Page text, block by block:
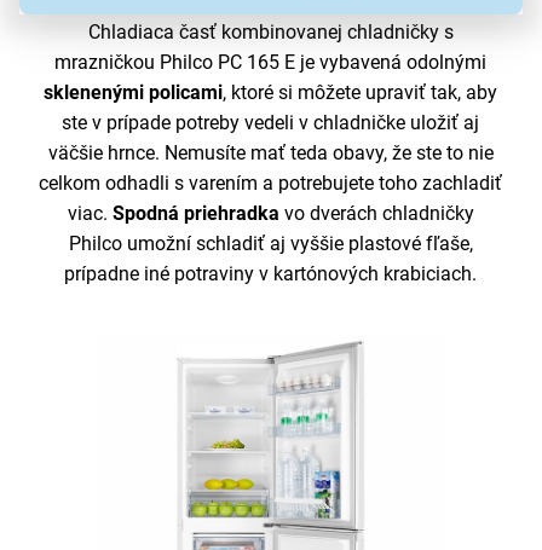
Chladiaca časť kombinovanej chladničky s
mrazničkou Philco PC 165 E je vybavená odolnými
sklenenými policami, ktoré si môžete upraviť tak, aby
ste v prípade potreby vedeli v chladničke uložiť aj
väčšie hrnce. Nemusíte mať teda obavy, že ste to nie
celkom odhadli s varením a potrebujete toho zachladiť
viac. Spodná priehradka vo dverách chladničky
Philco umožní schladiť aj vyššie plastové fľaše,
prípadne iné potraviny v kartónových krabiciach.